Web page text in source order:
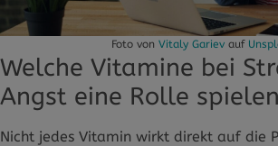
Foto von Vitaly Garievauf
Welche Vitamine bei
Angst eine Rolle spielen
Nicht jedes Vitamin wirkt direkt auf die